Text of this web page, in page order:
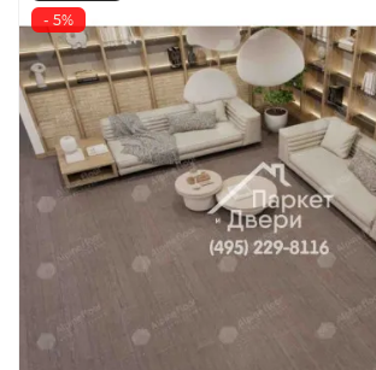
- 5%